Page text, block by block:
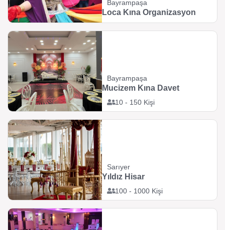
Bayrampaşa
Loca Kına Organizasyon
Bayrampaşa
10 - 150 Kişi
Mucizem Kına Davet
Sarıyer
100 - 1000 Kişi
Yıldız Hisar